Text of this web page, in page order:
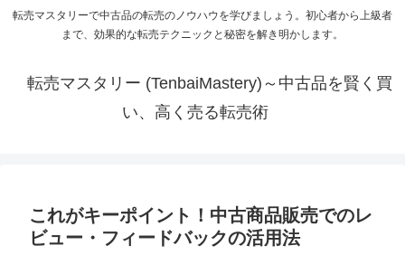
転売マスタリーで中古品の転売のノウハウを学びましょう。初心者から上級者
まで、効果的な転売テクニックと秘密を解き明かします。
転売マスタリー (TenbaiMastery)～中古品を賢く買
い、高く売る転売術
これがキーポイント！中古商品販売でのレ
ビュー・フィードバックの活用法